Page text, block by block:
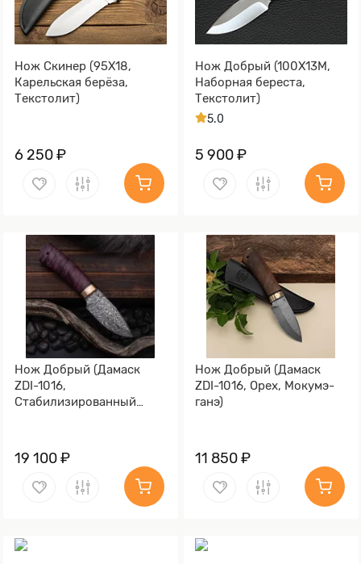
Нож Скинер (95Х18,
Карельская берёза,
Текстолит)
6 250 ₽
Нож Добрый (100Х13М,
Наборная береста,
Текстолит)
5.0
5 900 ₽
Нож Добрый (Дамаск
ZDI-1016,
Cтабилизированный
19 100 ₽
Нож Добрый (Дамаск
ZDI-1016, Орех, Мокумэ-
ганэ)
11 850 ₽